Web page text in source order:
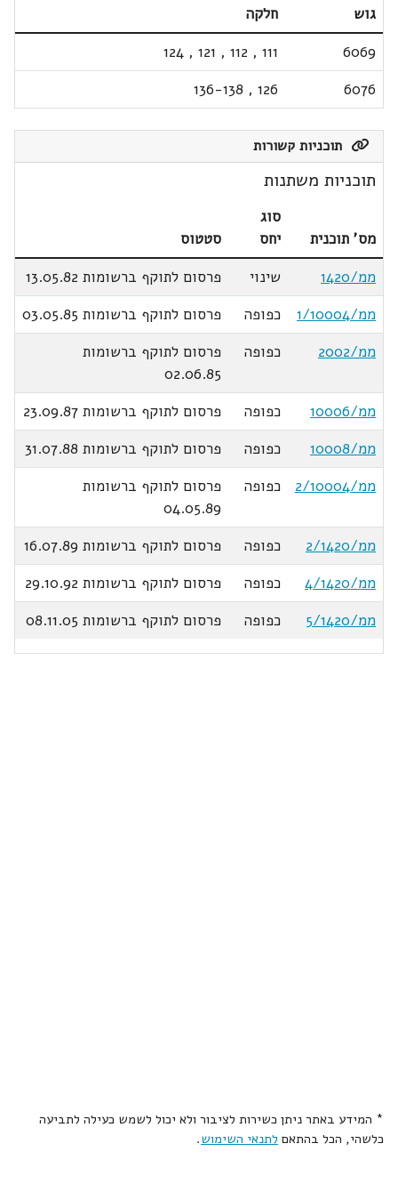
גוש
חלקה
6069
111
,
112
,
121
,
124
6076
126
,
136-138
תוכניות קשורות
תוכניות משתנות
מס' תוכנית
סוג
יחס
סטטוס
ממ/1420
שינוי
פרסום לתוקף ברשומות 13.05.82
ממ/1/10004
כפופה
פרסום לתוקף ברשומות 03.05.85
ממ/2002
כפופה
פרסום לתוקף ברשומות
02.06.85
ממ/10006
כפופה
פרסום לתוקף ברשומות 23.09.87
ממ/10008
כפופה
פרסום לתוקף ברשומות 31.07.88
ממ/2/10004
כפופה
פרסום לתוקף ברשומות
04.05.89
ממ/2/1420
כפופה
פרסום לתוקף ברשומות 16.07.89
ממ/4/1420
כפופה
פרסום לתוקף ברשומות 29.10.92
ממ/5/1420
כפופה פרסום לתוקף ברשומות 08.11.05
* המידע באתר ניתן כשירות לציבור ולא יכול לשמש כעילה לתביעה
כלשהי, הכל בהתאם לתנאי השימוש.